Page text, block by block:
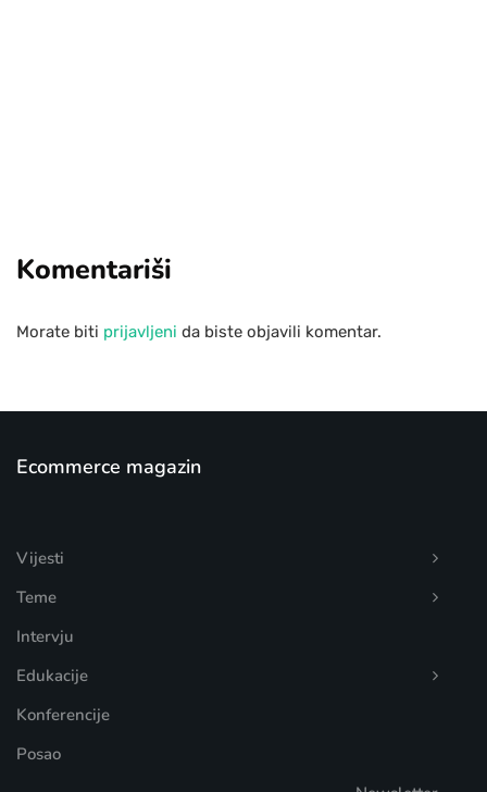
Komentariši
Morate biti prijavljeni da biste objavili komentar.
Ecommerce magazin
Vijesti
Teme
Intervju
Edukacije
Konferencije
Posao